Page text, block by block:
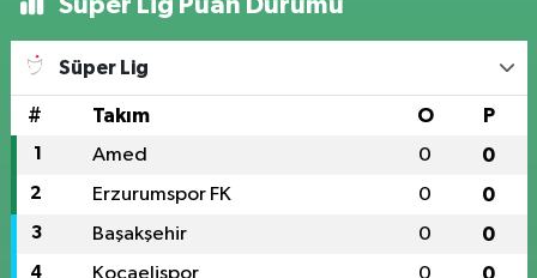
Süper Lig
# Takım O P
1 Amed 0 0
2 Erzurumspor FK 0 0
3 Başakşehir 0 0
4